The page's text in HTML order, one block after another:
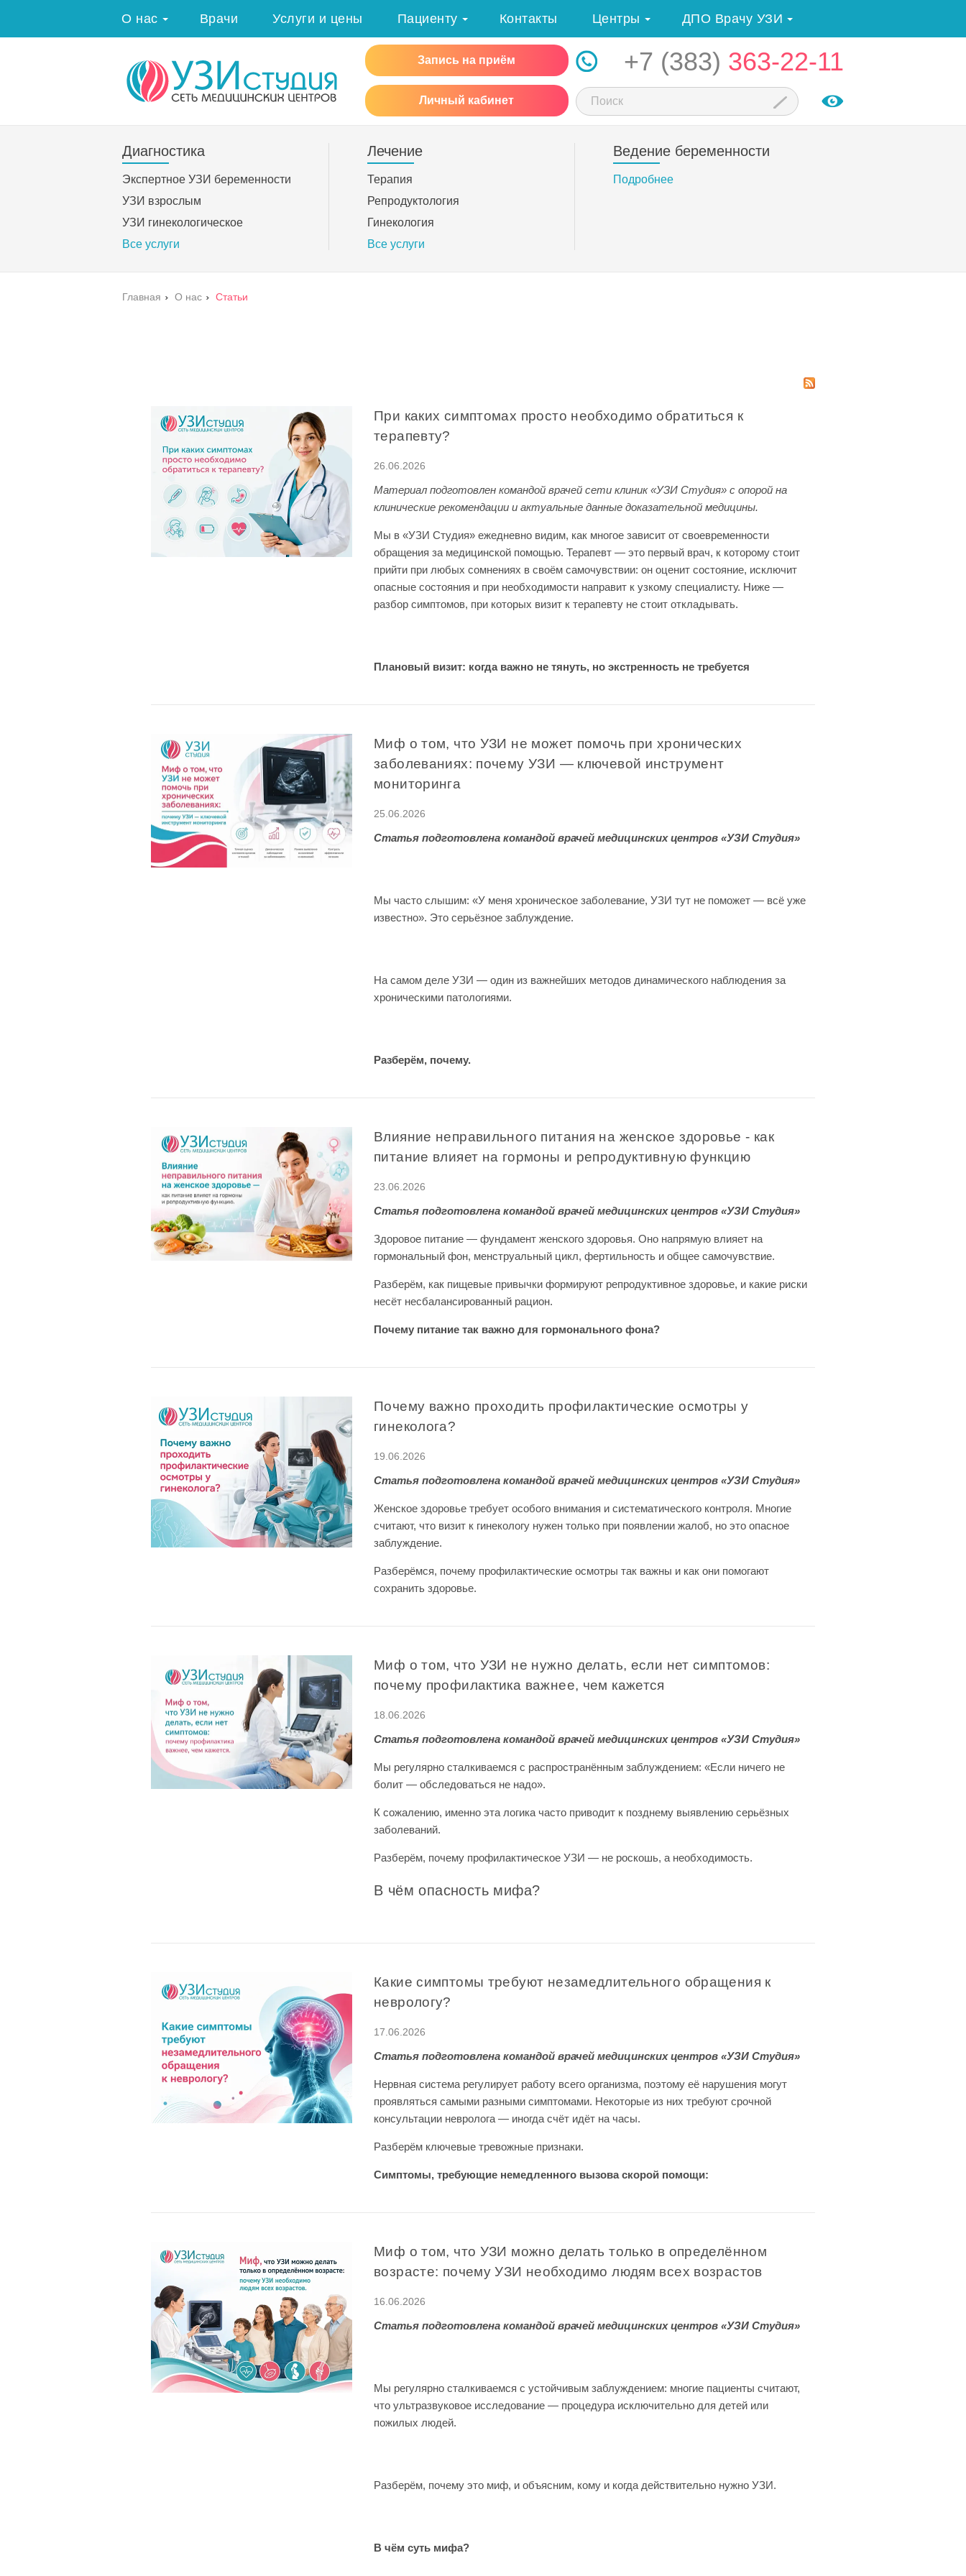
О нас Врачи Услуги и цены Пациенту Контакты Центры ДПО Врачу УЗИ
Запись на приём +7 (383) 363-22-11
Личный кабинет
Диагностика
Экспертное УЗИ беременности
УЗИ взрослым
УЗИ гинекологическое
Все услуги
Лечение
Терапия
Репродуктология
Гинекология
Все услуги
Ведение беременности
Подробнее
Главная › О нас › Статьи
При каких симптомах просто необходимо обратиться к
терапевту?
26.06.2026
Материал подготовлен командой врачей сети клиник «УЗИ Студия» с опорой на
клинические рекомендации и актуальные данные доказательной медицины.
Мы в «УЗИ Студия» ежедневно видим, как многое зависит от своевременности
обращения за медицинской помощью. Терапевт — это первый врач, к которому стоит
прийти при любых сомнениях в своём самочувствии: он оценит состояние, исключит
опасные состояния и при необходимости направит к узкому специалисту. Ниже —
разбор симптомов, при которых визит к терапевту не стоит откладывать.
Плановый визит: когда важно не тянуть, но экстренность не требуется
Миф о том, что УЗИ не может помочь при хронических
заболеваниях: почему УЗИ — ключевой инструмент
мониторинга
25.06.2026
Статья подготовлена командой врачей медицинских центров «УЗИ Студия»
Мы часто слышим: «У меня хроническое заболевание, УЗИ тут не поможет — всё уже
известно». Это серьёзное заблуждение.
На самом деле УЗИ — один из важнейших методов динамического наблюдения за
хроническими патологиями.
Разберём, почему.
Влияние неправильного питания на женское здоровье - как
питание влияет на гормоны и репродуктивную функцию
23.06.2026
Статья подготовлена командой врачей медицинских центров «УЗИ Студия»
Здоровое питание — фундамент женского здоровья. Оно напрямую влияет на
гормональный фон, менструальный цикл, фертильность и общее самочувствие.
Разберём, как пищевые привычки формируют репродуктивное здоровье, и какие риски
несёт несбалансированный рацион.
Почему питание так важно для гормонального фона?
Почему важно проходить профилактические осмотры у
гинеколога?
19.06.2026
Статья подготовлена командой врачей медицинских центров «УЗИ Студия»
Женское здоровье требует особого внимания и систематического контроля. Многие
считают, что визит к гинекологу нужен только при появлении жалоб, но это опасное
заблуждение.
Разберёмся, почему профилактические осмотры так важны и как они помогают
сохранить здоровье.
Миф о том, что УЗИ не нужно делать, если нет симптомов:
почему профилактика важнее, чем кажется
18.06.2026
Статья подготовлена командой врачей медицинских центров «УЗИ Студия»
Мы регулярно сталкиваемся с распространённым заблуждением: «Если ничего не
болит — обследоваться не надо».
К сожалению, именно эта логика часто приводит к позднему выявлению серьёзных
заболеваний.
Разберём, почему профилактическое УЗИ — не роскошь, а необходимость.
В чём опасность мифа?
Какие симптомы требуют незамедлительного обращения к
неврологу?
17.06.2026
Статья подготовлена командой врачей медицинских центров «УЗИ Студия»
Нервная система регулирует работу всего организма, поэтому её нарушения могут
проявляться самыми разными симптомами. Некоторые из них требуют срочной
консультации невролога — иногда счёт идёт на часы.
Разберём ключевые тревожные признаки.
Симптомы, требующие немедленного вызова скорой помощи:
Миф о том, что УЗИ можно делать только в определённом
возрасте: почему УЗИ необходимо людям всех возрастов
16.06.2026
Статья подготовлена командой врачей медицинских центров «УЗИ Студия»
Мы регулярно сталкиваемся с устойчивым заблуждением: многие пациенты считают,
что ультразвуковое исследование — процедура исключительно для детей или
пожилых людей.
Разберём, почему это миф, и объясним, кому и когда действительно нужно УЗИ.
В чём суть мифа?